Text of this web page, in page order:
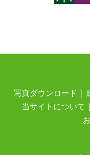
写真ダウンロード
当サイトについて